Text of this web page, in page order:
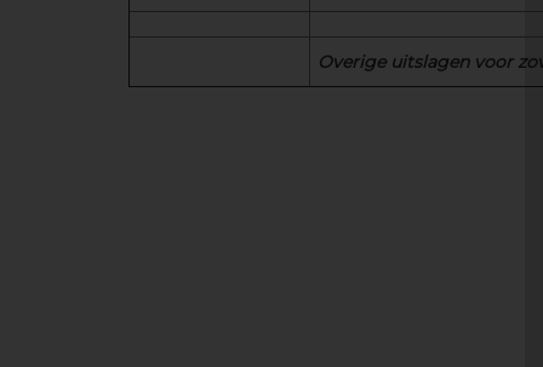
Overige uitslagen voor